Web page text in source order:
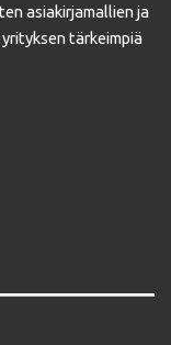
asiakirjamallien ja
tärkeimpiä